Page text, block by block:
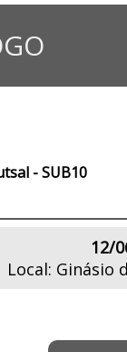
- SUB10
12/
Local: Ginásio